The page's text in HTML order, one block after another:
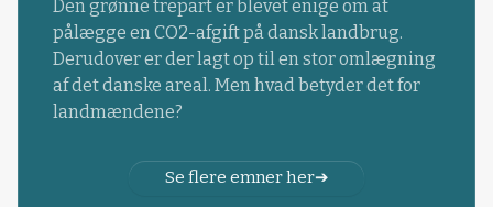
Den grønne trepart er blevet enige om at
pålægge en CO2-afgift på dansk landbrug.
Derudover er der lagt op til en stor omlægning
af det danske areal. Men hvad betyder det for
landmændene?
Se flere emner her